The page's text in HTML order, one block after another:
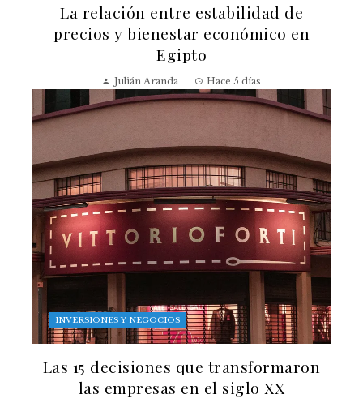
La relación entre estabilidad de
precios y bienestar económico en
Egipto
Julián Aranda Hace 5 días
INVERSIONES Y NEGOCIOS
Las 15 decisiones que transformaron
las empresas en el siglo XX